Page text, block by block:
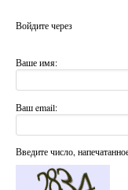
Войдите через
Ваше имя:
Ваш email:
Введите число,